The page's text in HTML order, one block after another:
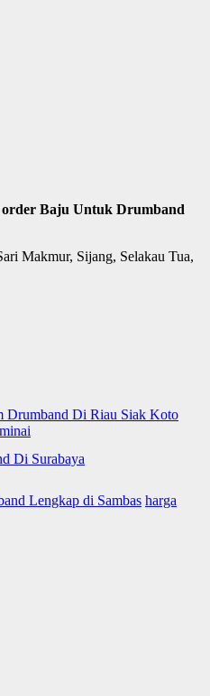
order Baju Untuk Drumband
Makmur, Sijang, Selakau Tua,
Lengkap di Sambas harga